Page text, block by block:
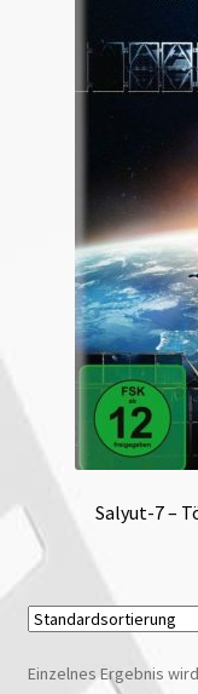
Salyut-7 –
Einzelnes Ergebnis